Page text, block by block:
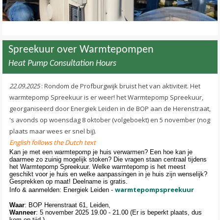
Spreekuur over Warmtepompen
Heat Pump Consultation Hours
22.09.2025: Rondom de Profburgwijk bruist het van aktiviteit. Het
warmtepomp Spreekuur is er weer! het Warmtepomp Spreekuur,
georganiseerd door Energiek Leiden in de BOP aan de Herenstraat,
's avonds op woensdag 8 oktober (volgeboekt) en 5 november (nog
plaats maar wees er snel bij).
English follows the Dutch text
Kan je met een warmtepomp je huis verwarmen? Een hoe kan je
daarmee zo zuinig mogelijk stoken? Die vragen staan centraal tijdens
het Warmtepomp Spreekuur. Welke warmtepomp is het meest
geschikt voor je huis en welke aanpassingen in je huis zijn wenselijk?
Gesprekken op maat! Deelname is gratis.
Info & aanmelden: Energiek Leiden - warmtepompspreekuur
Waar: BOP Herenstraat 61, Leiden,
Wanneer: 5 november 2025 19.00 - 21.00 (Er is beperkt plaats, dus